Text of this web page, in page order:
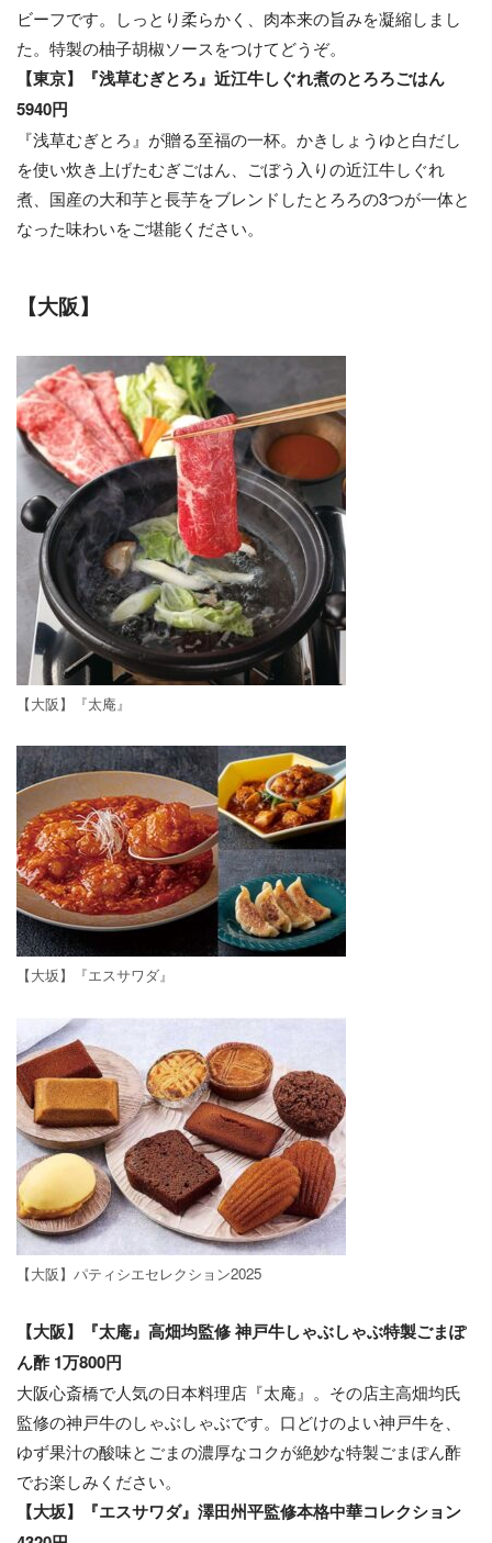
ビーフです。しっとり柔らかく、肉本来の旨みを凝縮しまし
た。特製の柚子胡椒ソースをつけてどうぞ。
【東京】『浅草むぎとろ』近江牛しぐれ煮のとろろごはん
5940円
『浅草むぎとろ』が贈る至福の一杯。かきしょうゆと白だし
を使い炊き上げたむぎごはん、ごぼう入りの近江牛しぐれ
煮、国産の大和芋と長芋をブレンドしたとろろの3つが一体と
なった味わいをご堪能ください。
【大阪】
【大阪】『太庵』
【大坂】『エスサワダ』
【大阪】パティシエセレクション2025
【大阪】『太庵』高畑均監修 神戸牛しゃぶしゃぶ特製ごまぽ
ん酢 1万800円
大阪心斎橋で人気の日本料理店『太庵』。その店主高畑均氏
監修の神戸牛のしゃぶしゃぶです。口どけのよい神戸牛を、
ゆず果汁の酸味とごまの濃厚なコクが絶妙な特製ごまぽん酢
でお楽しみください。
【大坂】『エスサワダ』澤田州平監修本格中華コレクション